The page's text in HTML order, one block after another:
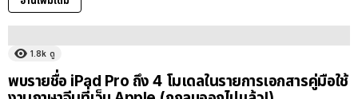
1.8k ดู
พบรายชื่อ iPad Pro ถึง 4 โมเดลในรายการเอกสารคู่มือใช้